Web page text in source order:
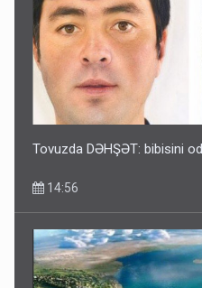
Tovuzda DƏHŞƏT: bibisini
14:56